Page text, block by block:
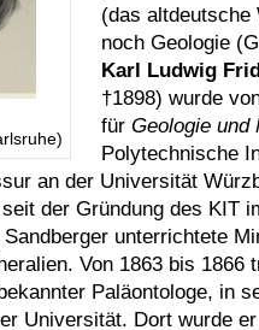
(das altdeutsche
noch Geologie
Karl Ludwig
†1898) wurde
fürGeologie und
Polytechnische
an der Universität
der Gründung des KIT
unterrichtete
Von 1863 bis 1866
Paläontologe, in
Universität. Dort wurde